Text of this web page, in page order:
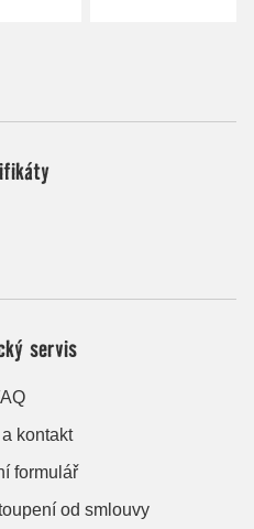
servis
kontakt
formulář
od smlouvy